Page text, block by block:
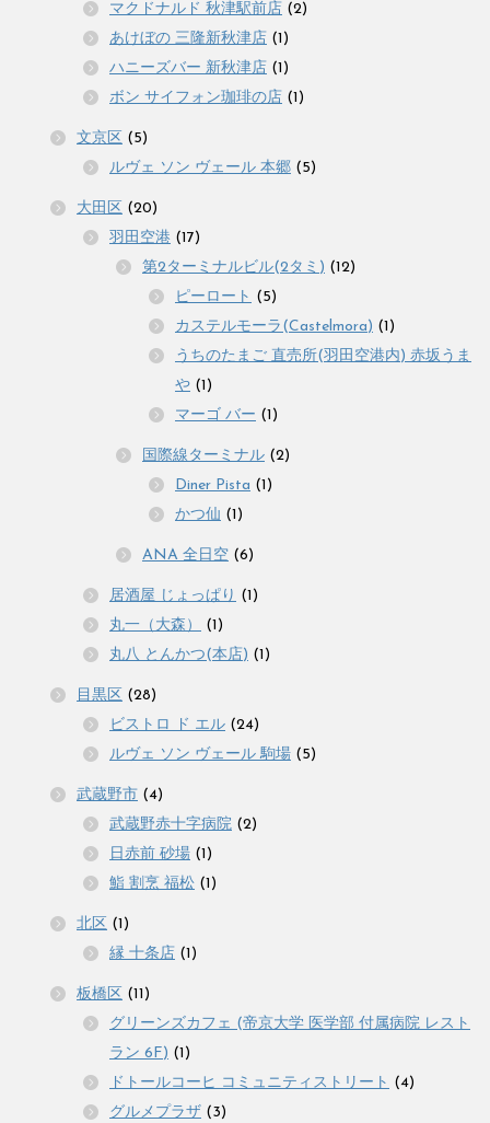
マクドナルド 秋津駅前店 (2)
あけぼの 三隆新秋津店 (1)
ハニーズバー 新秋津店 (1)
ボン サイフォン珈琲の店 (1)
文京区 (5)
ルヴェ ソン ヴェール 本郷 (5)
大田区 (20)
羽田空港 (17)
第2ターミナルビル(2タミ) (12)
ピーロート (5)
カステルモーラ(Castelmora) (1)
うちのたまご 直売所(羽田空港内) 赤坂うま
や (1)
マーゴ バー (1)
国際線ターミナル (2)
Diner Pista (1)
かつ仙 (1)
ANA 全日空 (6)
居酒屋 じょっぱり (1)
丸一（大森）
(1)
丸八 とんかつ(本店) (1)
目黒区 (28)
ビストロ ド エル (24)
ルヴェ ソン ヴェール 駒場 (5)
武蔵野市 (4)
武蔵野赤十字病院 (2)
日赤前 砂場 (1)
鮨 割烹 福松 (1)
北区 (1)
縁 十条店 (1)
板橋区 (11)
グリーンズカフェ (帝京大学 医学部 付属病院 レスト
ラン 6F) (1)
ドトールコーヒ コミュニティストリート (4)
グルメプラザ (3)